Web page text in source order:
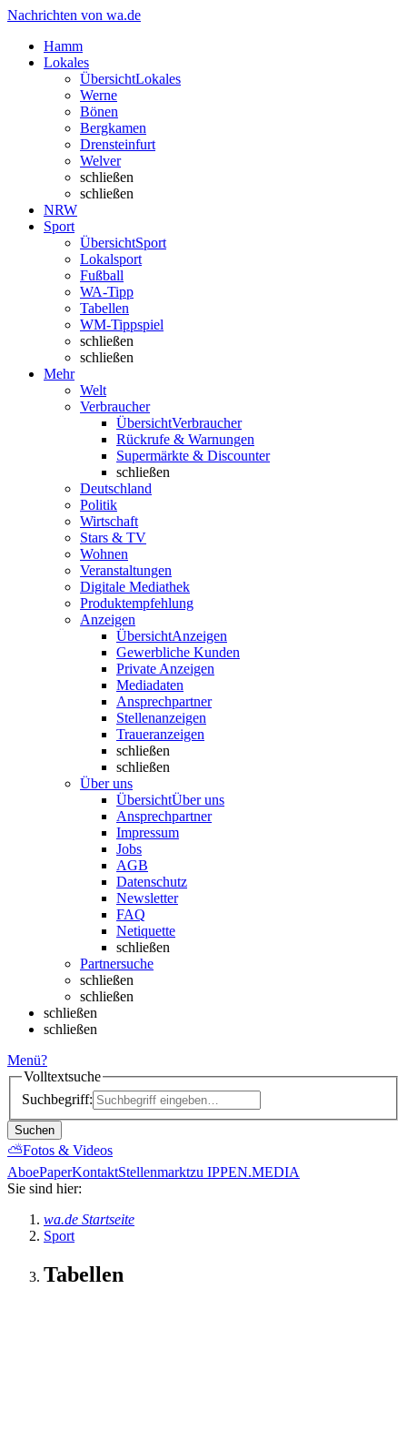
Nachrichten von wa.de
Hamm
Lokales
ÜbersichtLokales
Werne
Bönen
Bergkamen
Drensteinfurt
Welver
schließen
schließen
NRW
Sport
ÜbersichtSport
Lokalsport
Fußball
WA-Tipp
Tabellen
WM-Tippspiel
schließen
schließen
Mehr
Welt
Verbraucher
ÜbersichtVerbraucher
Rückrufe & Warnungen
Supermärkte & Discounter
schließen
Deutschland
Politik
Wirtschaft
Stars & TV
Wohnen
Veranstaltungen
Digitale Mediathek
Produktempfehlung
Anzeigen
ÜbersichtAnzeigen
Gewerbliche Kunden
Private Anzeigen
Mediadaten
Ansprechpartner
Stellenanzeigen
Traueranzeigen
schließen
schließen
Über uns
ÜbersichtÜber uns
Ansprechpartner
Impressum
Jobs
AGB
Datenschutz
Newsletter
FAQ
Netiquette
schließen
Partnersuche
schließen
schließen
schließen
schließen
Menü?
Volltextsuche
Suchbegriff:
Suchen
⛅Fotos & Videos
AboePaperKontaktStellenmarktzu IPPEN.MEDIA
Sie sind hier:
wa.de Startseite
Sport
Tabellen